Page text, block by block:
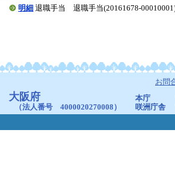
明細 退職手当 退職手当(20161678-
お問
大阪府
（法人番号 4000020270008）
本庁
咲洲庁舎